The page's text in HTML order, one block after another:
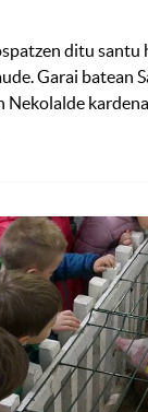
ditu santu
Garai batean
Nekolalde